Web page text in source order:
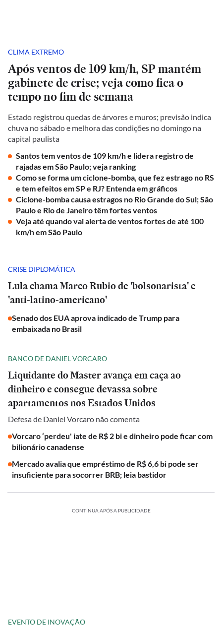
CLIMA EXTREMO
Após ventos de 109 km/h, SP mantém
gabinete de crise; veja como fica o
tempo no fim de semana
Estado registrou quedas de árvores e muros; previsão indica
chuva no sábado e melhora das condições no domingo na
capital paulista
Santos tem ventos de 109 km/h e lidera registro de
rajadas em São Paulo; veja ranking
Como se forma um ciclone-bomba, que fez estrago no RS
e tem efeitos em SP e RJ? Entenda em gráficos
Ciclone-bomba causa estragos no Rio Grande do Sul; São
Paulo e Rio de Janeiro têm fortes ventos
Veja até quando vai alerta de ventos fortes de até 100
km/h em São Paulo
CRISE DIPLOMÁTICA
Lula chama Marco Rubio de 'bolsonarista' e
'anti-latino-americano'
Senado dos EUA aprova indicado de Trump para
embaixada no Brasil
BANCO DE DANIEL VORCARO
Liquidante do Master avança em caça ao
dinheiro e consegue devassa sobre
apartamentos nos Estados Unidos
Defesa de Daniel Vorcaro não comenta
Vorcaro ‘perdeu' iate de R$ 2 bi e dinheiro pode ficar com
bilionário canadense
Mercado avalia que empréstimo de R$ 6,6 bi pode ser
insuficiente para socorrer BRB; leia bastidor
CONTINUA APÓS A PUBLICIDADE
EVENTO DE INOVAÇÃO